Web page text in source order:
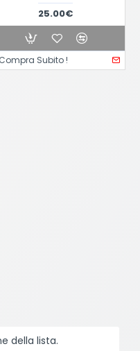
25.00€
Compra Subito !
della lista.